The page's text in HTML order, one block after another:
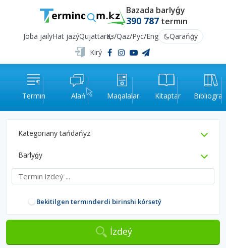
Bazada barlyǵy
390 787 termın
Joba jaılyHat jazýQujattarҚаз/Qaz/Рус/Eng
Qarańǵy
Kirý
Termın Alań Maqalalar Kitaptar
Kategorıany tańdańyz
Barlyǵy
Bekitilgen termınderdi birinshi kórsetý
İzdeý